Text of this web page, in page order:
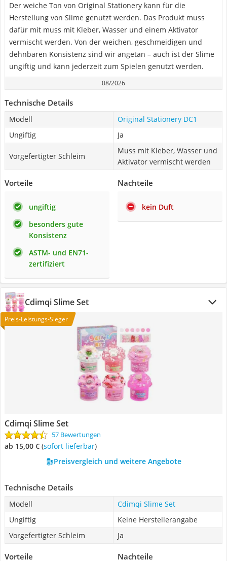
Der weiche Ton von Original Stationery kann für die
Herstellung von Slime genutzt werden. Das Produkt muss
dafür mit muss mit Kleber, Wasser und einem Aktivator
vermischt werden. Von der weichen, geschmeidigen und
dehnbaren Konsistenz sind wir angetan – auch ist der Slime
ungiftig und kann jederzeit zum Spielen genutzt werden.
08/2026
Technische Details
Modell
Original Stationery DC1
Ungiftig
Ja
Vorgefertigter Schleim
Muss mit Kleber, Wasser und
Aktivator vermischt werden
Vorteile
ungiftig
besonders gute
Konsistenz
ASTM- und EN71-
zertifiziert
Nachteile
kein Duft
Cdimqi Slime Set
Preis-Leistungs-Sieger
Cdimqi Slime Set
57 Bewertungen
ab 15,00 € ( Sofort lieferbar)
Preisvergleich und weitere Angebote
Technische Details
Modell
Cdimqi Slime Set
Ungiftig
Keine Herstellerangabe
Vorgefertigter Schleim
Ja
Vorteile Nachteile